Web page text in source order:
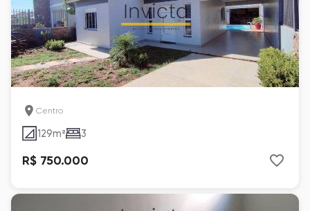
Centro
129m² 3
R$ 750.000